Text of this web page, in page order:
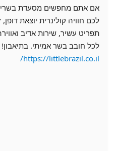
אם אתם מחפשים מסעדת
לכם חוויה קולינרית יוצאת
תפריט עשיר, שירות אדיב
לכל חובב בשר אמיתי.
https://littlebrazil.co.il/